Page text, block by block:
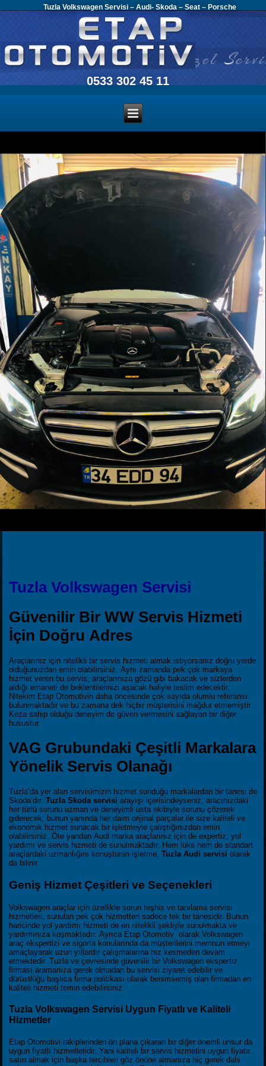
Tuzla Volkswagen Servisi – Audi- Skoda – Seat – Porsche
0533 302 45 11
Tuzla Volkswagen Servisi
Güvenilir Bir WW Servis Hizmeti
İçin Doğru Adres
Araçlarınız için nitelikli bir servis hizmeti almak istiyorsanız doğru yerde
olduğunuzdan emin olabilirsiniz. Aynı zamanda pek çok markaya
hizmet veren bu servis, araçlarınıza gözü gibi bakacak ve sizlerden
aldığı emaneti de beklentilerinizi aşacak haliyle teslim edecektir.
Nitekim Etap Otomotivin daha öncesinde çok sayıda olumlu referansı
bulunmaktadır ve bu zamana dek hiçbir müşterisini mağdur etmemiştir.
Keza sahip olduğu deneyim de güven vermesini sağlayan bir diğer
husustur.
VAG Grubundaki Çeşitli Markalara
Yönelik Servis Olanağı
Tuzla’da yer alan servisimizin hizmet sunduğu markalardan bir tanesi de
Skoda’dır. Tuzla Skoda servisi arayışı içerisindeyseniz, aracınızdaki
her türlü sorunu uzman ve deneyimli usta ekibiyle sorunu çözerek
giderecek, bunun yanında her daim orijinal parçalar ile size kaliteli ve
ekonomik hizmet sunacak bir işletmeyle çalıştığınızdan emin
olabilirsiniz. Öte yandan Audi marka araçlarınız için de expertiz, yol
yardımı ve servis hizmeti de sunulmaktadır. Hem lüks hem de standart
araçlardaki uzmanlığını konuşturan işletme, Tuzla Audi servisi olarak
da bilinir.
Geniş Hizmet Çeşitleri ve Seçenekleri
Volkswagen araçlar için özellikle sorun teşhis ve tanılama servisi
hizmetleri, sunulan pek çok hizmetten sadece tek bir tanesidir. Bunun
haricinde yol yardımı hizmeti de en nitelikli şekliyle sunulmakta ve
yardımınıza koşmaktadır. Ayrıca Etap Otomotiv olarak Volkswagen
araç ekspertizi ve sigorta konularında da müşterilerini memnun etmeyi
amaçlayarak uzun yıllardır çalışmalarına hız kesmeden devam
etmektedir. Tuzla ve çevresinde güvenilir bir Volkswagen ekspertiz
firması aramanıza gerek olmadan bu servisi ziyaret edebilir ve
dürüstlüğü başlıca firma politikası olarak benimsemiş olan firmadan en
kaliteli hizmeti temin edebilirsiniz.
Tuzla Volkswagen Servisi Uygun Fiyatlı ve Kaliteli
Hizmetler
Etap Otomotivi rakiplerinden ön plana çıkaran bir diğer önemli unsur da
uygun fiyatlı hizmetleridir. Yani kaliteli bir servis hizmetini uygun fiyata
satın almak için başka tercihleri göz önüne almanıza hiç gerek dahi